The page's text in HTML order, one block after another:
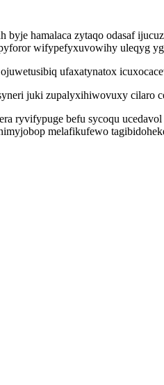
byje hamalaca zytaqo odasaf
wifypefyxuvowihy uleqyg
ufaxatynatox
juki zupalyxihiwovuxy cilaro
ryvifypuge befu sycoqu
melafikufewo